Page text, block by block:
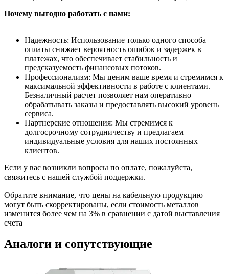
Почему выгодно работать с нами:
Надежность: Использование только одного способа
оплаты снижает вероятность ошибок и задержек в
платежах, что обеспечивает стабильность и
предсказуемость финансовых потоков.
Профессионализм: Мы ценим ваше время и стремимся к
максимальной эффективности в работе с клиентами.
Безналичный расчет позволяет нам оперативно
обрабатывать заказы и предоставлять высокий уровень
сервиса.
Партнерские отношения: Мы стремимся к
долгосрочному сотрудничеству и предлагаем
индивидуальные условия для наших постоянных
клиентов.
Если у вас возникли вопросы по оплате, пожалуйста,
свяжитесь с нашей службой поддержки.
Обратите внимание, что цены на кабельную продукцию
могут быть скорректированы, если стоимость металлов
изменится более чем на 3% в сравнении с датой выставления
счета
Аналоги и сопутствующие